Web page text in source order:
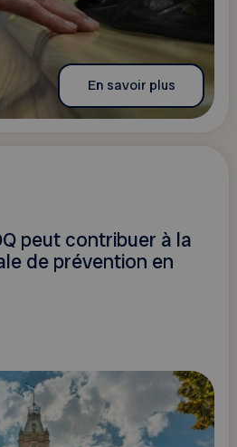
En savoir plus
peut contribuer à la
de prévention en